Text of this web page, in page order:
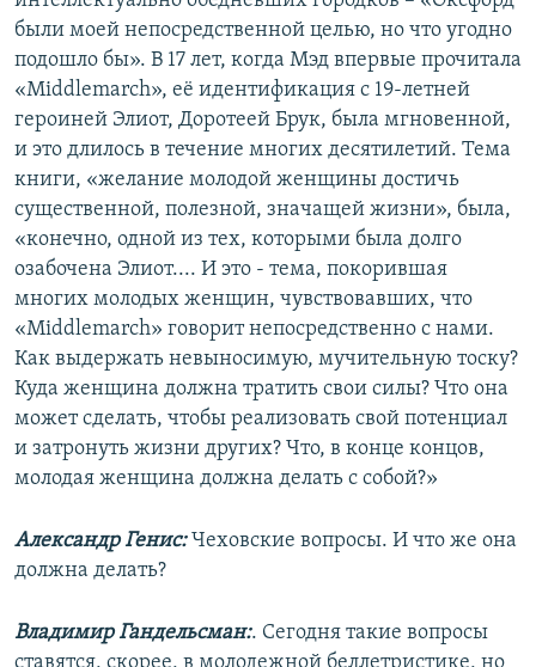
были моей непосредственной целью, но что угодно
подошло бы». В 17 лет, когда Мэд впервые прочитала
«Middlemarch», её идентификация с 19-летней
героиней Элиот, Доротеей Брук, была мгновенной,
и это длилось в течение многих десятилетий. Тема
книги, «желание молодой женщины достичь
существенной, полезной, значащей жизни», была,
«конечно, одной из тех, которыми была долго
озабочена Элиот.... И это - тема, покорившая
многих молодых женщин, чувствовавших, что
«Middlemarch» говорит непосредственно с нами.
Как выдержать невыносимую, мучительную тоску?
Куда женщина должна тратить свои силы? Что она
может сделать, чтобы реализовать свой потенциал
и затронуть жизни других? Что, в конце концов,
молодая женщина должна делать с собой?»
Александр Генис: Чеховские вопросы. И что же она
должна делать?
Владимир Гандельсман:. Сегодня такие вопросы